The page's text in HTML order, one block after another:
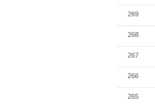
269
268
267
266
265